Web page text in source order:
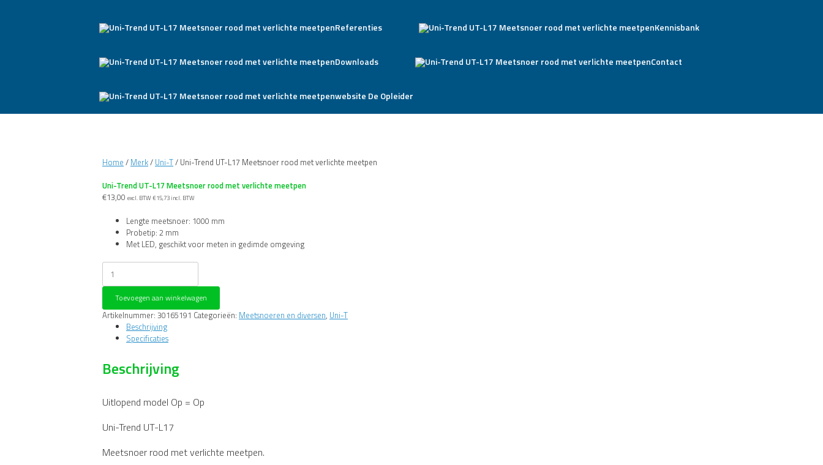
Referenties Kennisbank
Downloads Contact
website De Opleider
Home / Merk/ Uni-T/ Uni-Trend UT-L17 Meetsnoer rood met verlichte meetpen
Uni-Trend UT-L17 Meetsnoer rood met verlichte meetpen
€13,00 excl. BTW €15,73 incl. BTW
Lengte meetsnoer: 1000 mm
Probetip: 2 mm
Met LED, geschikt voor meten in gedimde omgeving
Uni-
Trend
UT-
Meetsnoer
rood
aantal
Toevoegen aan winkelwagen
Artikelnummer: 30165191 Categorieën: Meetsnoeren en diversen, Uni-T
Beschrijving
Specificaties
Beschrijving
Uitlopend model Op = Op
Uni-Trend UT-L17
Meetsnoer rood met verlichte meetpen.